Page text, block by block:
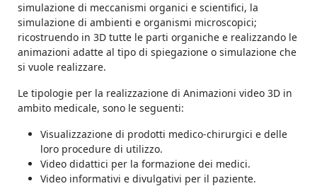
simulazione di meccanismi organici e scientifici, la
simulazione di ambienti e organismi microscopici;
ricostruendo in 3D tutte le parti organiche e realizzando le
animazioni adatte al tipo di spiegazione o simulazione che
si vuole realizzare.
Le tipologie per la realizzazione di Animazioni video 3D in
ambito medicale, sono le seguenti:
Visualizzazione di prodotti medico-chirurgici e delle
loro procedure di utilizzo.
Video didattici per la formazione dei medici.
Video informativi e divulgativi per il paziente.